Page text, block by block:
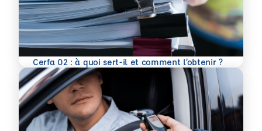
Cerfa 02 : à quoi sert-il et comment l’obtenir ?
En savoir plus